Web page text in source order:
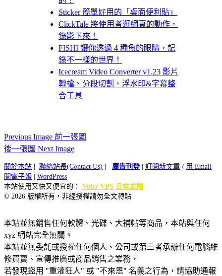
Sticker 簡單好用的「桌面便利貼」
ClickTale 將使用者逛網頁的動作，
錄影下來！
FISHI 讓你透過 4 種魚的眼睛，記
錄不一樣的世界！
Icecream Video Converter v1.23 影片
轉檔、分段切割、浮水印&字幕整
合工具
Previous Image 前一張圖
後一張圖 Next Image
關於本站 聯絡站長(Contact Us) 廣告刊登| 訂閱新文章 / 用 Email
閱電子報
WordPress
本站使用又快又便宜的： Vultr VPS 日本主機
© 2026 版權所有，非經授權請勿全文轉貼
本站並無銷售任何軟體、光碟、大補帖等商品，本站與任何
xyz 網站完全無關。
本站並無委託或授權任何個人、公司或第三者承辦任何電腦維
修買賣、宣傳推廣或商品銷售之業務，
若發現盜用 "重灌狂人" 或 "不來恩" 名義之行為，請協助通報